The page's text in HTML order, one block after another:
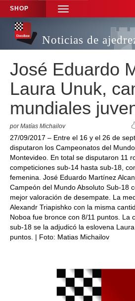
SHOP
TOGGLE
NAVIGATION
Noticias de
José Eduardo
Laura Unuk,
mundiales
por Matías Michailov
27/09/2017 – Entre el 16 y el 26 de
disputaron los Campeonatos del
Montevideo. En total se disputaron 11
competiciones sub-14 hasta sub-18,
femenina. José Eduardo Martínez
Campeón del Mundo Absoluto Sub-18
mejor valoración de desempate. La
Alexandr Triapishko con la misma
Noboa fue bronce con 8/11 puntos. La
sub-18 se la adjudicó la eslovena
puntos. | Foto: Matias Michailov